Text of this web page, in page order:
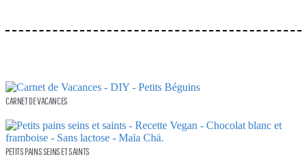
CARNET DE VACANCES
PETITS PAINS SEINS ET SAINTS